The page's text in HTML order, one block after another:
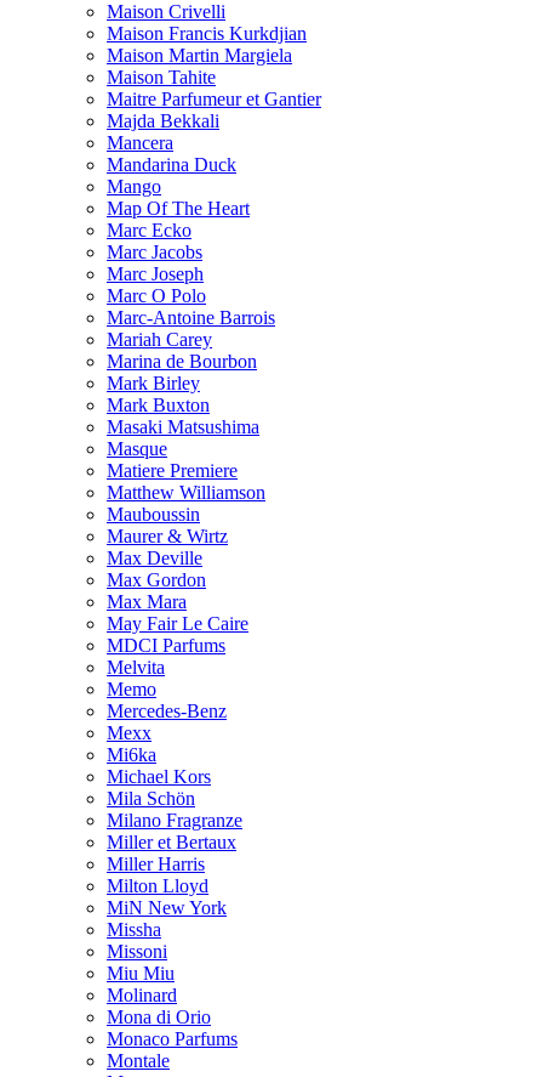
Maison Crivelli
Maison Francis Kurkdjian
Maison Martin Margiela
Maison Tahite
Maitre Parfumeur et Gantier
Majda Bekkali
Mancera
Mandarina Duck
Mango
Map Of The Heart
Marc Ecko
Marc Jacobs
Marc Joseph
Marc O Polo
Marc-Antoine Barrois
Mariah Carey
Marina de Bourbon
Mark Birley
Mark Buxton
Masaki Matsushima
Masque
Matiere Premiere
Matthew Williamson
Mauboussin
Maurer & Wirtz
Max Deville
Max Gordon
Max Mara
May Fair Le Caire
MDCI Parfums
Melvita
Memo
Mercedes-Benz
Mexx
Mi6ka
Michael Kors
Mila Schön
Milano Fragranze
Miller et Bertaux
Miller Harris
Milton Lloyd
MiN New York
Missha
Missoni
Miu Miu
Molinard
Mona di Orio
Monaco Parfums
Montale